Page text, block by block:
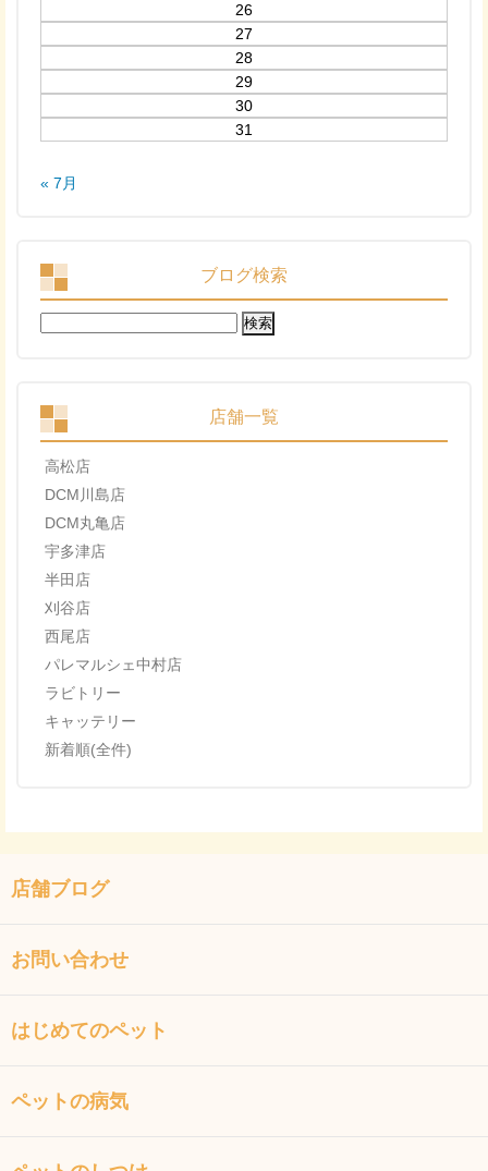
26
27
28
29
30
31
« 7月
ブログ検索
検
索:
店舗一覧
高松店
DCM川島店
DCM丸亀店
宇多津店
半田店
刈谷店
西尾店
パレマルシェ中村店
ラビトリー
キャッテリー
新着順(全件)
店舗ブログ
お問い合わせ
はじめてのペット
ペットの病気